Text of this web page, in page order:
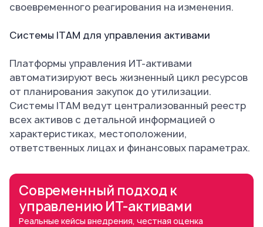
своевременного реагирования на изменения.
Системы ITAM для управления активами
Платформы управления ИТ-активами
автоматизируют весь жизненный цикл ресурсов
от планирования закупок до утилизации.
Системы ITAM ведут централизованный реестр
всех активов с детальной информацией о
характеристиках, местоположении,
ответственных лицах и финансовых параметрах.
Современный подход к
управлению ИТ-активами
Реальные кейсы внедрения, честная оценка